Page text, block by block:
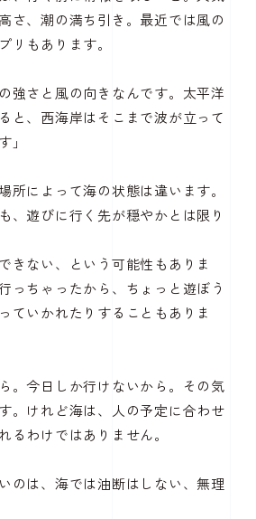
さ、潮の満ち引き。最近では風の
リもあります。
強さと風の向きなんです。太平洋
と、西海岸はそこまで波が立って
」
所によって海の状態は違います。
、遊びに行く先が穏やかとは限り
きない、という可能性もありま
っちゃったから、ちょっと遊ぼう
ていかれたりすることもありま
。今日しか行けないから。その気
。けれど海は、人の予定に合わせ
るわけではありません。
のは、海では油断はしない、無理